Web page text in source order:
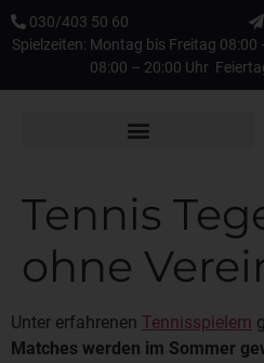
030/403 50 60
Spielzeiten: Montag bis Freitag
08:00 – 20:00 Uhr
Tennis
ohne
Unter erfahrenen Tennisspielern
Matches werden im Sommer